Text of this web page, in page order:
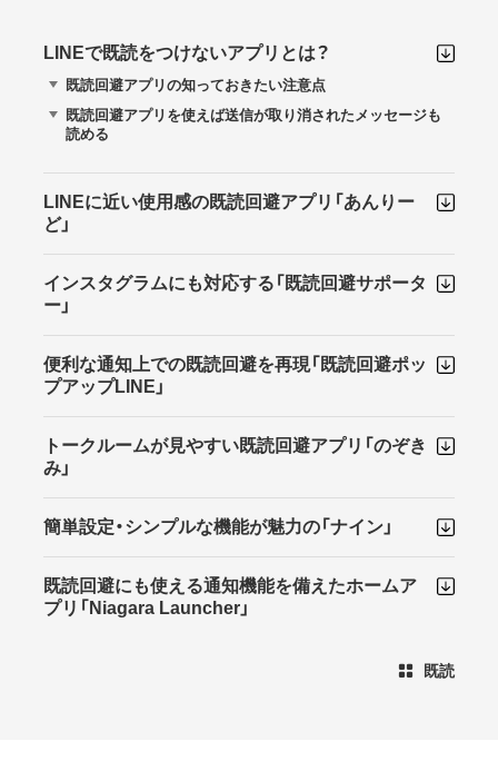
LINEで既読をつけないアプリとは？
既読回避アプリの知っておきたい注意点
既読回避アプリを使えば送信が取り消されたメッセージも
読める
LINEに近い使用感の既読回避アプリ「あんりー
ど」
インスタグラムにも対応する「既読回避サポータ
ー」
便利な通知上での既読回避を再現「既読回避ポッ
プアップLINE」
トークルームが見やすい既読回避アプリ「のぞき
み」
簡単設定・シンプルな機能が魅力の「ナイン」
既読回避にも使える通知機能を備えたホームア
プリ「Niagara Launcher」
既読